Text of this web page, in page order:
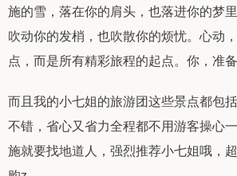
施的雪，落在你的肩头，也落进你的梦
吹动你的发梢，也吹散你的烦忧。心动
点，而是所有精彩旅程的起点。你，准
而且我的小七姐的旅游团这些景点都包
不错，省心又省力全程都不用游客操心
施就要找地道人，强烈推荐小七姐哦，